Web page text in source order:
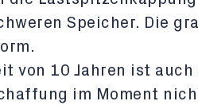
Speicher. Die
von 10 Jahren ist auch
im Moment